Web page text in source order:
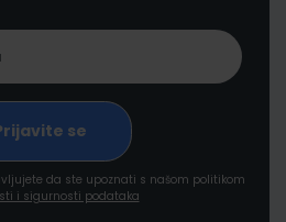
da ste upoznati s našom politikom
i sigurnosti podataka